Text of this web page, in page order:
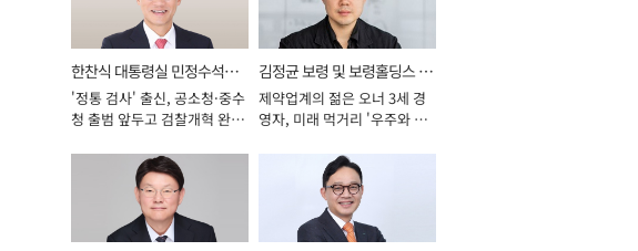
한찬식 대통령실 민정수석비
서관
'정통 검사' 출신, 공소청·중수
청 출범 앞두고 검찰개혁 완수
김정균 보령 및 보령홀딩스 대
표이사 사장
제약업계의 젊은 오너 3세 경
영자, 미래 먹거리 '우주와 헬